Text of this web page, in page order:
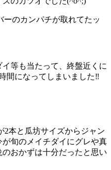
ーのカンパチが取れてたッ
等も当たって、終盤近くに
間になってしまいました‼️
2本と瓜坊サイズからジャン
旬のメイチダイにグレや真
おかずは十分だったと思い